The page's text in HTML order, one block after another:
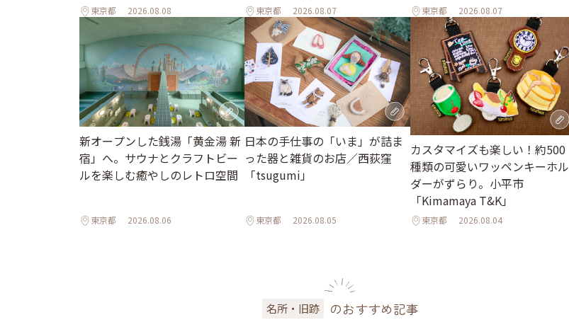
東京都 2026.08.08 東京都 2026.08.07 東京都 2026.08.07
新オープンした銭湯「黄金湯 新
宿」へ。サウナとクラフトビー
ルを楽しむ癒やしのレトロ空間
東京都 2026.08.06
日本の手仕事の「いま」が詰ま
った器と雑貨のお店／西荻窪
「tsugumi」
東京都 2026.08.05
カスタマイズも楽しい！約500
種類の可愛いワッペンキーホル
ダーがずらり。小平市
「Kimamaya T&K」
東京都 2026.08.04
名所・旧跡 のおすすめ記事